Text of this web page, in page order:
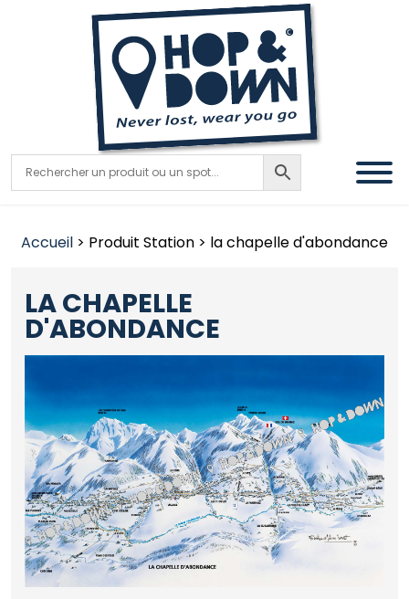
Accueil > Produit Station > la chapelle d'abondance
LA CHAPELLE
D'ABONDANCE